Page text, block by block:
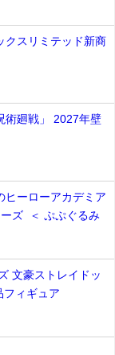
クスリミテッド新商
術廻戦」 2027年壁
ヒーローアカデミア
ズ ＜ ぷぷぐるみ
文豪ストレイドッ
フィギュア